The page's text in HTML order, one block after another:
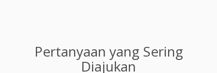
Pertanyaan yang Sering
Diajukan